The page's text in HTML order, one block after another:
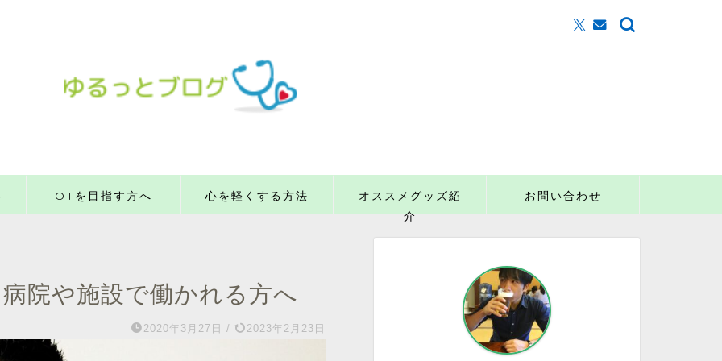
OTを目指す方へ 心を軽くする方法
オススメグッズ紹
介
お問い合わせ
院や施設で働かれる方へ
2020年3月27日 / 2023年2月23日